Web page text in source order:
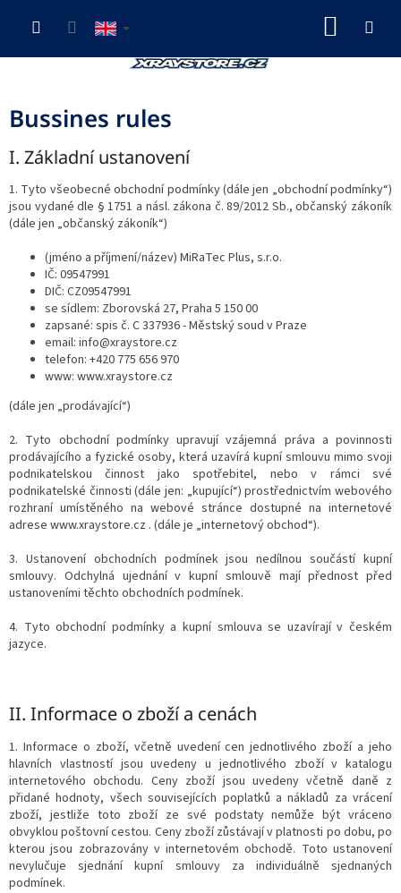
Bussines rules
I. Základní ustanovení
1. Tyto všeobecné obchodní podmínky (dále jen „obchodní podmínky“)
jsou vydané dle § 1751 a násl. zákona č. 89/2012 Sb., občanský zákoník
(dále jen „občanský zákoník“)
(jméno a příjmení/název) MiRaTec Plus, s.r.o.
IČ: 09547991
DIČ: CZ09547991
se sídlem: Zborovská 27, Praha 5 150 00
zapsané: spis č. C 337936 - Městský soud v Praze
email: info@xraystore.cz
telefon: +420 775 656 970
www: www.xraystore.cz
(dále jen „prodávající“)
2. Tyto obchodní podmínky upravují vzájemná práva a povinnosti
prodávajícího a fyzické osoby, která uzavírá kupní smlouvu mimo svoji
podnikatelskou činnost jako spotřebitel, nebo v rámci své
podnikatelské činnosti (dále jen: „kupující“) prostřednictvím webového
rozhraní umístěného na webové stránce dostupné na internetové
adrese www.xraystore.cz . (dále je „internetový obchod“).
3. Ustanovení obchodních podmínek jsou nedílnou součástí kupní
smlouvy. Odchylná ujednání v kupní smlouvě mají přednost před
ustanoveními těchto obchodních podmínek.
4. Tyto obchodní podmínky a kupní smlouva se uzavírají v českém
jazyce.
II. Informace o zboží a cenách
1. Informace o zboží, včetně uvedení cen jednotlivého zboží a jeho
hlavních vlastností jsou uvedeny u jednotlivého zboží v katalogu
internetového obchodu. Ceny zboží jsou uvedeny včetně daně z
přidané hodnoty, všech souvisejících poplatků a nákladů za vrácení
zboží, jestliže toto zboží ze své podstaty nemůže být vráceno
obvyklou poštovní cestou. Ceny zboží zůstávají v platnosti po dobu, po
kterou jsou zobrazovány v internetovém obchodě. Toto ustanovení
nevylučuje sjednání kupní smlouvy za individuálně sjednaných
podmínek.